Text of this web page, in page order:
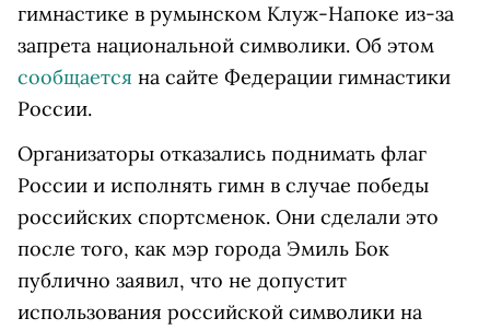
гимнастике в румынском Клуж-Напоке из-за
запрета национальной символики. Об этом
сообщается на сайте Федерации гимнастики
России.
Организаторы отказались поднимать флаг
России и исполнять гимн в случае победы
российских спортсменок. Они сделали это
после того, как мэр города Эмиль Бок
публично заявил, что не допустит
использования российской символики на